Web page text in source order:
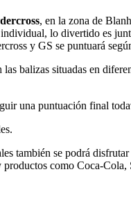
, en la zona de
lo divertido es
y GS se puntuará
las balizas situadas en
una puntuación final
también se podrá
como Coca-